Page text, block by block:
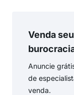
Venda
Anuncie
de
venda.